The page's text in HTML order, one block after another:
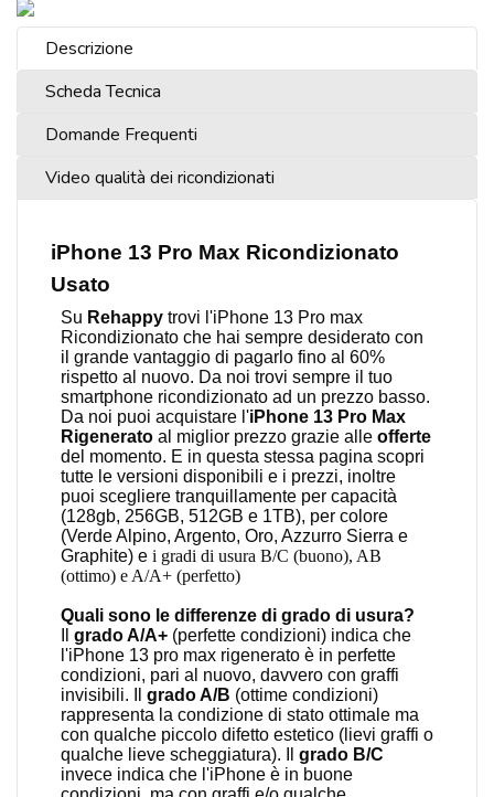
Descrizione
Scheda Tecnica
Domande Frequenti
Video qualità dei ricondizionati
iPhone 13 Pro Max Ricondizionato
Usato
Su Rehappy trovi l'iPhone 13 Pro max
Ricondizionato che hai sempre desiderato con
il grande vantaggio di pagarlo fino al 60%
rispetto al nuovo. Da noi trovi sempre il tuo
smartphone ricondizionato ad un prezzo basso.
Da noi puoi acquistare l'iPhone 13 Pro Max
Rigenerato al miglior prezzo grazie alle offerte
del momento. E in questa stessa pagina scopri
tutte le versioni disponibili e i prezzi, inoltre
puoi scegliere tranquillamente per capacità
(128gb, 256GB, 512GB e 1TB), per colore
(Verde Alpino, Argento, Oro, Azzurro Sierra e
Graphite) e i gradi di usura B/C (buono), AB
(ottimo) e A/A+ (perfetto)
Quali sono le differenze di grado di usura?
grado A/A+ (perfette condizioni) indica che
l'iPhone 13 pro max rigenerato è in perfette
condizioni, pari al nuovo, davvero con graffi
invisibili. Il grado A/B (ottime condizioni)
rappresenta la condizione di stato ottimale ma
con qualche piccolo difetto estetico (lievi graffi o
qualche lieve scheggiatura). Il grado B/C
invece indica che l'iPhone è in buone